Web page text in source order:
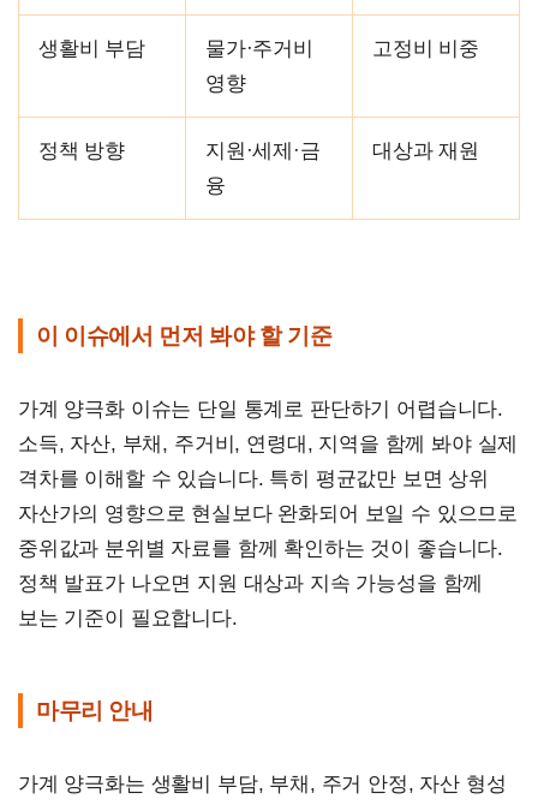
생활비 부담
물가·주거비
영향
고정비 비중
정책 방향
지원·세제·금
융
대상과 재원
이 이슈에서 먼저 봐야 할 기준
가계 양극화 이슈는 단일 통계로 판단하기 어렵습니다.
소득, 자산, 부채, 주거비, 연령대, 지역을 함께 봐야 실제
격차를 이해할 수 있습니다. 특히 평균값만 보면 상위
자산가의 영향으로 현실보다 완화되어 보일 수 있으므로
중위값과 분위별 자료를 함께 확인하는 것이 좋습니다.
정책 발표가 나오면 지원 대상과 지속 가능성을 함께
보는 기준이 필요합니다.
마무리 안내
가계 양극화는 생활비 부담, 부채, 주거 안정, 자산 형성